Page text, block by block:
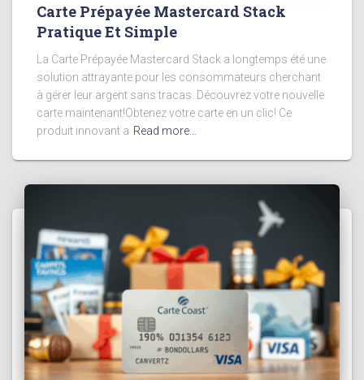
Carte Prépayée Mastercard Stack
Pratique Et Simple
La Carte Prépayée Mastercard Stack a longtemps été une
solution attrayante pour les consommateurs cherchant
à gérer leur argent sans tracas. Découvrez votre nouvelle
carte maintenant!Obtenez votre carte en un clic! Ce
produit innovant a Read more…